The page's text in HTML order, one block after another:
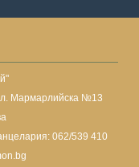
Мармарлийска №13
062/539 410